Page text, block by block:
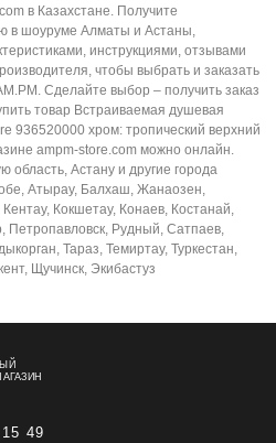
в Казахстане. Получите
в шоуруме Алматы и Астаны,
инструкциями, отзывами
чтобы выбрать и заказать
Сделайте выбор – получить заказ
товар Встраиваемая душевая
936520000 хром: тропический верхний
ampm-store.com можно онлайн.
область, Астану и другие города
Атырау, Балхаш, Жанаозен,
Кокшетау, Конаев, Костанай,
Петропавловск, Рудный, Сатпаев,
Тараз, Темиртау, Туркестан,
Щучинск, Экибастуз
49